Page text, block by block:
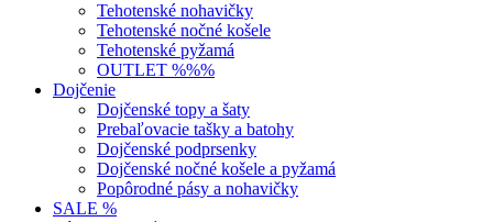
Tehotenské nohavičky
Tehotenské nočné košele
Tehotenské pyžamá
OUTLET %%%
Dojčenie
Dojčenské topy a šaty
Prebaľovacie tašky a batohy
Dojčenské podprsenky
Dojčenské nočné košele a pyžamá
Popôrodné pásy a nohavičky
SALE %